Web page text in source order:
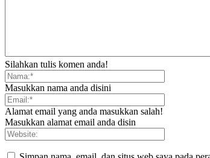
Silahkan tulis komen anda!
Masukkan nama anda disini
Alamat email yang anda masukkan salah!
Masukkan alamat email anda disin